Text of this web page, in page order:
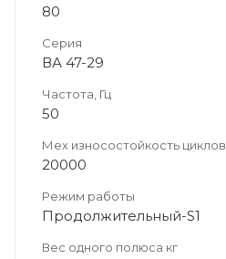
80
Серия
ВА 47-29
Частота, Гц
50
Мех износостойкость циклов
20000
Режим работы
Продолжительный-S1
Вес одного полюса кг